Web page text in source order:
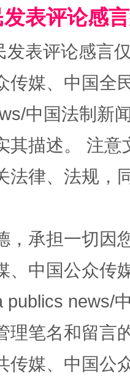
"炒
表评论感
发表评论感言
传媒、中国全
中国法制新
其描述。 注
法律、法规，
，承担一切因
、中国公众传
publics news/
理笔名和留言
传媒、中国公